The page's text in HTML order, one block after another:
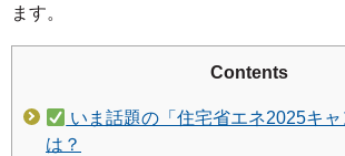
ます。
Contents
いま話題の「住宅省エネ2025キャ
は？